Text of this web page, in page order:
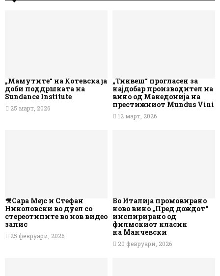
„Мамутите“ на Котевска ја
доби поддршката на
Sundance Institute
25 март, 2026
„Тиквеш“ прогласен за
најдобар производител на
вино од Македонија на
престижниот Mundus Vini
12 март, 2026
🎥Сара Мејс и Стефан
Николовски во дуел со
стереотипите во нов видео
запис
25 февруари, 2026
Во Италија промовирано
ново вино „Пред дождот“
инспирирано од
филмскиот класик
на Манчевски
20 февруари, 2026